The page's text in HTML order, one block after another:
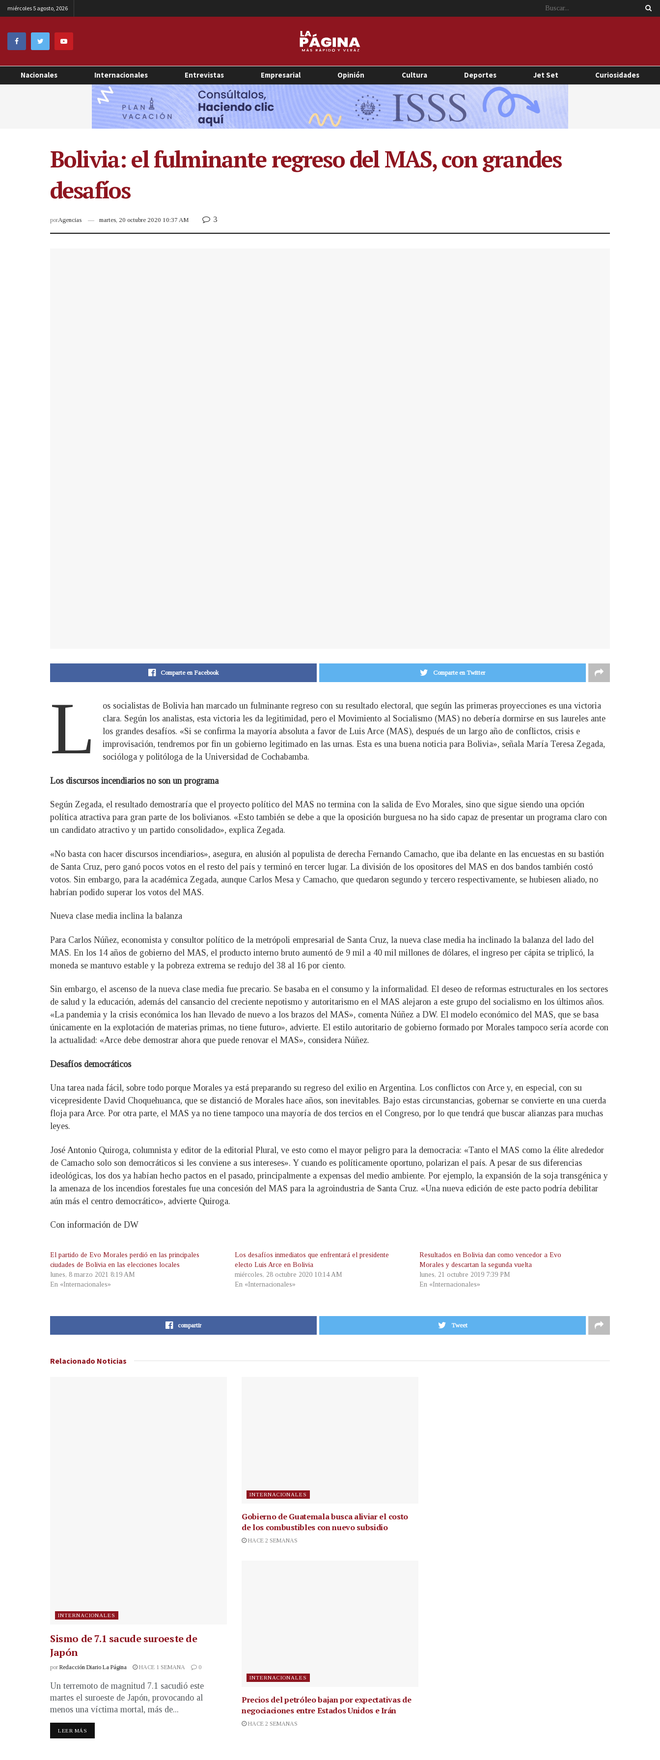
miércoles 5 agosto, 2026
Nacionales Internacionales Entrevistas Empresarial Opinión Cultura Deportes Jet Set Curiosidades
Bolivia: el fulminante regreso del MAS, con grandes
desafíos
porAgencias martes, 20 octubre 2020 10:37 AM 3
Comparte en Facebook Comparte en Twitter
L
os socialistas de Bolivia han marcado un fulminante regreso con su resultado electoral, que según las primeras proyecciones es una victoria
clara. Según los analistas, esta victoria les da legitimidad, pero el Movimiento al Socialismo (MAS) no debería dormirse en sus laureles ante
los grandes desafíos. «Si se confirma la mayoría absoluta a favor de Luis Arce (MAS), después de un largo año de conflictos, crisis e
improvisación, tendremos por fin un gobierno legitimado en las urnas. Esta es una buena noticia para Bolivia», señala María Teresa Zegada,
socióloga y politóloga de la Universidad de Cochabamba.
Los discursos incendiarios no son un programa
Según Zegada, el resultado demostraría que el proyecto político del MAS no termina con la salida de Evo Morales, sino que sigue siendo una opción
política atractiva para gran parte de los bolivianos. «Esto también se debe a que la oposición burguesa no ha sido capaz de presentar un programa claro con
un candidato atractivo y un partido consolidado», explica Zegada.
«No basta con hacer discursos incendiarios», asegura, en alusión al populista de derecha Fernando Camacho, que iba delante en las encuestas en su bastión
de Santa Cruz, pero ganó pocos votos en el resto del país y terminó en tercer lugar. La división de los opositores del MAS en dos bandos también costó
votos. Sin embargo, para la académica Zegada, aunque Carlos Mesa y Camacho, que quedaron segundo y tercero respectivamente, se hubiesen aliado, no
habrían podido superar los votos del MAS.
Nueva clase media inclina la balanza
Para Carlos Núñez, economista y consultor político de la metrópoli empresarial de Santa Cruz, la nueva clase media ha inclinado la balanza del lado del
MAS. En los 14 años de gobierno del MAS, el producto interno bruto aumentó de 9 mil a 40 mil millones de dólares, el ingreso per cápita se triplicó, la
moneda se mantuvo estable y la pobreza extrema se redujo del 38 al 16 por ciento.
Sin embargo, el ascenso de la nueva clase media fue precario. Se basaba en el consumo y la informalidad. El deseo de reformas estructurales en los sectores
de salud y la educación, además del cansancio del creciente nepotismo y autoritarismo en el MAS alejaron a este grupo del socialismo en los últimos años.
«La pandemia y la crisis económica los han llevado de nuevo a los brazos del MAS», comenta Núñez a DW. El modelo económico del MAS, que se basa
únicamente en la explotación de materias primas, no tiene futuro», advierte. El estilo autoritario de gobierno formado por Morales tampoco sería acorde con
la actualidad: «Arce debe demostrar ahora que puede renovar el MAS», considera Núñez.
Desafíos democráticos
Una tarea nada fácil, sobre todo porque Morales ya está preparando su regreso del exilio en Argentina. Los conflictos con Arce y, en especial, con su
vicepresidente David Choquehuanca, que se distanció de Morales hace años, son inevitables. Bajo estas circunstancias, gobernar se convierte en una cuerda
floja para Arce. Por otra parte, el MAS ya no tiene tampoco una mayoría de dos tercios en el Congreso, por lo que tendrá que buscar alianzas para muchas
leyes.
José Antonio Quiroga, columnista y editor de la editorial Plural, ve esto como el mayor peligro para la democracia: «Tanto el MAS como la élite alrededor
de Camacho solo son democráticos si les conviene a sus intereses». Y cuando es políticamente oportuno, polarizan el país. A pesar de sus diferencias
ideológicas, los dos ya habían hecho pactos en el pasado, principalmente a expensas del medio ambiente. Por ejemplo, la expansión de la soja transgénica y
la amenaza de los incendios forestales fue una concesión del MAS para la agroindustria de Santa Cruz. «Una nueva edición de este pacto podría debilitar
aún más el centro democrático», advierte Quiroga.
Con información de DW
El partido de Evo Morales perdió en las principales
ciudades de Bolivia en las elecciones locales
lunes, 8 marzo 2021 8:19 AM
En «Internacionales»
Los desafíos inmediatos que enfrentará el presidente
electo Luis Arce en Bolivia
miércoles, 28 octubre 2020 10:14 AM
En «Internacionales»
Resultados en Bolivia dan como vencedor a Evo
Morales y descartan la segunda vuelta
lunes, 21 octubre 2019 7:39 PM
En «Internacionales»
compartir Tweet
Relacionado Noticias
INTERNACIONALES
Sismo de 7.1 sacude suroeste de
Japón
por Redacción Diario La Página HACE 1 SEMANA 0
Un terremoto de magnitud 7.1 sacudió este
martes el suroeste de Japón, provocando al
menos una víctima mortal, más de...
LEER MÁS
INTERNACIONALES
Gobierno de Guatemala busca aliviar el costo
de los combustibles con nuevo subsidio
HACE 2 SEMANAS
INTERNACIONALES
Precios del petróleo bajan por expectativas de
negociaciones entre Estados Unidos e Irán
HACE 2 SEMANAS